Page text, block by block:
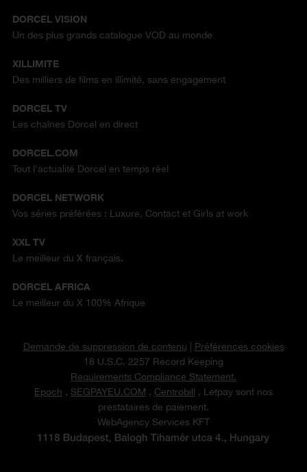
DORCEL VISION
Un des plus grands catalogue VOD au monde
XILLIMITE
Des milliers de films en illimité, sans engagement
DORCEL TV
Les chaînes Dorcel en direct
DORCEL.COM
Tout l'actualité Dorcel en temps réel
DORCEL NETWORK
Vos séries préférées : Luxure, Contact et Girls at work
XXL TV
Le meilleur du X français.
DORCEL AFRICA
Le meilleur du X 100% Afrique
Demande de suppression de contenu
Préférences cookies
18 U.S.C. 2257 Record Keeping
Requirements Compliance Statement.
Epoch , SEGPAYEU.COM , Centrobill , Letpay sont nos
prestataires de paiement.
WebAgency Services KFT